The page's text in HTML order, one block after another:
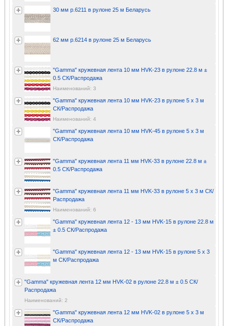
30 мм р.6211 в рулоне 25 м Беларусь
62 мм р.6214 в рулоне 25 м Беларусь
"Gamma" кружевная лента 10 мм HVK-23 в рулоне 22.8 м ±
0.5 СК/Распродажа
Наименований: 3
"Gamma" кружевная лента 10 мм HVK-23 в рулоне 5 x 3 м
СК/Распродажа
Наименований: 4
"Gamma" кружевная лента 10 мм HVK-45 в рулоне 5 x 3 м
СК/Распродажа
"Gamma" кружевная лента 11 мм HVK-33 в рулоне 22.8 м ±
0.5 СК/Распродажа
"Gamma" кружевная лента 11 мм HVK-33 в рулоне 5 x 3 м СК/
Распродажа
Наименований: 6
"Gamma" кружевная лента 12 - 13 мм HVK-15 в рулоне 22.8 м
± 0.5 СК/Распродажа
"Gamma" кружевная лента 12 - 13 мм HVK-15 в рулоне 5 x 3
м СК/Распродажа
"Gamma" кружевная лента 12 мм HVK-02 в рулоне 22.8 м ± 0.5 СК/
Распродажа
Наименований: 2
"Gamma" кружевная лента 12 мм HVK-02 в рулоне 5 x 3 м
СК/Распродажа